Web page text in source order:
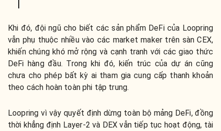
Khi đó, đội ngũ cho biết các sản phẩm DeFi của Loopring
vẫn phụ thuộc nhiều vào các market maker trên sàn CEX,
khiến chúng khó mở rộng và cạnh tranh với các giao thức
DeFi hàng đầu. Trong khi đó, kiến trúc của dự án cũng
chưa cho phép bất kỳ ai tham gia cung cấp thanh khoản
theo cách hoàn toàn phi tập trung.
Loopring vì vậy quyết định dừng toàn bộ mảng DeFi, đồng
thời khẳng định Layer-2 và DEX vẫn tiếp tục hoạt động, tài